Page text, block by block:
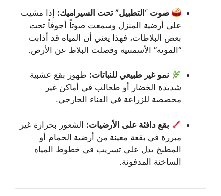
صوت “التطبيل” تحت السيراميك: إذا مشيت
على أرضية المنزل وسمعت صوتاً أجوفاً تحت
بعض البلاطات، فهذا يعني أن المياه قد أذابت
“المونة” الأسمنتية وفصلت البلاط عن الأرض.
نمو غير طبيعي للنباتات: ظهور بقع عشبية
شديدة الخضار أو طحالب في أماكن غير
مخصصة للزراعة في الفناء الخارجي.
بقع دافئة على الأرضيات: الشعور بحرارة غير
مبررة في بقعة معينة من أرضية الحمام أو
المطبخ يدل على تسريب في خطوط المياه
الساخنة المدفونة.